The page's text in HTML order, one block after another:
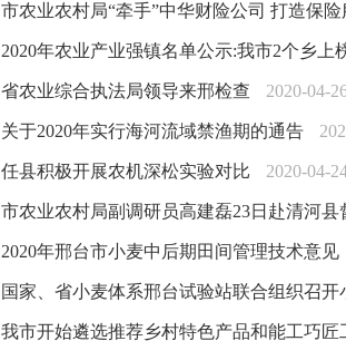
市农业农村局“牵手”中华财险公司 打造保
2020年农业产业强镇名单公示:我市2个乡上
省农业综合执法局领导来邢检查 2020-04-
关于2020年实行海河流域禁渔期的通告
任县积极开展农机深松实验对比 2020-04-
市农业农村局副调研员高建磊23日赴清河
2020年邢台市小麦中后期田间管理技术意见
国家、省小麦体系邢台试验站联合组织召
我市开始遴选推荐乡村特色产品和能工巧匠